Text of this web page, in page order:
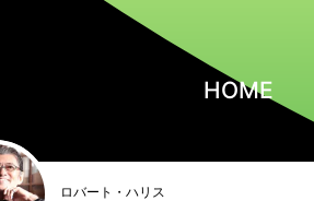
HOME
ロバート・ハリス